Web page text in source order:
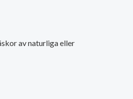
av naturliga eller